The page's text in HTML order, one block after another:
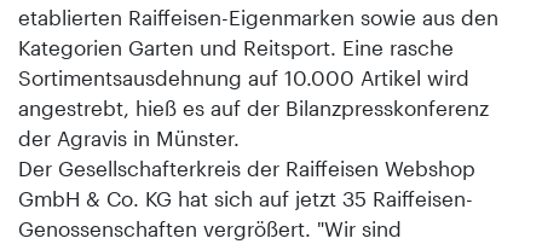
etablierten Raiffeisen-Eigenmarken sowie aus den
Kategorien Garten und Reitsport. Eine rasche
Sortimentsausdehnung auf 10.000 Artikel wird
angestrebt, hieß es auf der Bilanzpresskonferenz
der Agravis in Münster.
Der Gesellschafterkreis der Raiffeisen Webshop
GmbH & Co. KG hat sich auf jetzt 35 Raiffeisen-
Genossenschaften vergrößert. "Wir sind